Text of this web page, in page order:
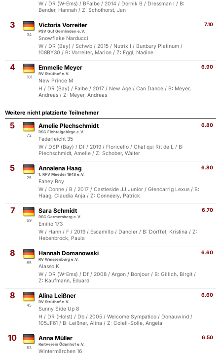
W / DR (W-Ems) / BFalbe / 2014 / Dornik B / Dressman I / B:
Bender, Hannah / Z: Schothorst, Jan
3
34
7.10
Victoria Vorreiter
PSV Gut Gernlinden e.V.
Snowflake Narducci
W / DR (Bay) / Schwb / 2015 / Nutrix I / Bunbury Platinum /
108BY30 / B: Vorreiter, Marion / Z: Eggl, Nadine
4
101
6.90
Emmelie Meyer
RV Strüthof e.V.
New Prince M
H / DR (Bay) / Falbe / 2017 / New Age / Can Dance / B: Meyer,
Andreas / Z: Meyer, Andreas
Weitere nicht platzierte Teilnehmer
5
72
6.80
Amelie Plechschmidt
RSG Fichtelgebirge e.V.
Federleicht 35
W / DSP (Bay) / Df / 2019 / Floricello / Chat qui Rit de L / B:
Plechschmidt, Amelie / Z: Schober, Walter
5
25
6.80
Annalena Haag
1. RFV Meeder 1948 e.V.
Fahey Boy
W / Conne / B / 2017 / Castleside JJ Junior / Glencarrig Lexus / B:
Haag, Claudia Anja / Z: Conneely, Patrick
7
69
6.70
Sara Schmidt
RSG Germersberg e.V.
Emilio 173
W / Hann / F / 2019 / Escamillo / Dancier / B: Dörffel, Kristina / Z:
Hebenbrock, Paula
8
65
6.60
Hannah Domanowski
RV Weissenburg e.V.
Alasso K
W / DR (W-Ems) / Df / 2008 / Argon / Bonjour / B: Gillich, Birgit /
Z: Kaufmann, Eduard
8
45
6.60
Alina Leißner
RV Strüthof e.V.
Sunny Side Up 8
H / DR (Holst) / Db / 2005 / Welcome Sympatico / Donauwind /
105JF61 / B: Leißner, Alina / Z: Colell-Solle, Angela
10
63
6.50
Anna Müller
Reitverein Ödenhof e.V.
Wintermärchen 16